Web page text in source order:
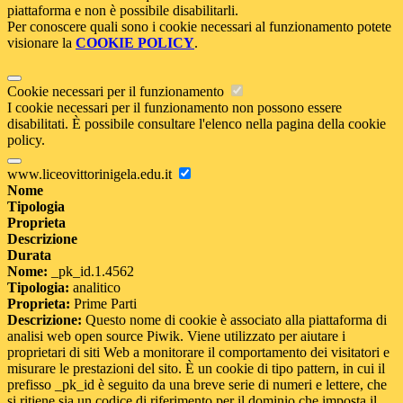
piattaforma e non è possibile disabilitarli.
Per conoscere quali sono i cookie necessari al funzionamento potete
visionare la COOKIE POLICY.
Cookie necessari per il funzionamento
I cookie necessari per il funzionamento non possono essere
disabilitati. È possibile consultare l'elenco nella pagina della cookie
policy.
www.liceovittorinigela.edu.it
Nome
Tipologia
Proprieta
Descrizione
Durata
Nome: _pk_id.1.4562
Tipologia: analitico
Proprieta: Prime Parti
Descrizione: Questo nome di cookie è associato alla piattaforma di
analisi web open source Piwik. Viene utilizzato per aiutare i
proprietari di siti Web a monitorare il comportamento dei visitatori e
misurare le prestazioni del sito. È un cookie di tipo pattern, in cui il
prefisso _pk_id è seguito da una breve serie di numeri e lettere, che